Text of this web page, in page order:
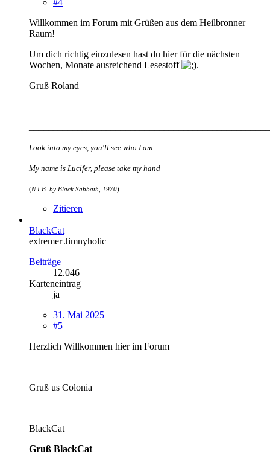
Willkommen im Forum mit Grüßen aus dem Heilbronner
Raum!
Um dich richtig einzulesen hast du hier für die nächsten
Wochen, Monate ausreichend Lesestoff
.
Gruß Roland
Look into my eyes, you'll see who I am
My name is Lucifer, please take my hand
(N.I.B. by Black Sabbath, 1970)
Zitieren
BlackCat
extremer Jimnyholic
Beiträge
12.046
Karteneintrag
ja
31. Mai 2025
#5
Herzlich Willkommen hier im Forum
Gruß us Colonia
BlackCat
Gruß BlackCat